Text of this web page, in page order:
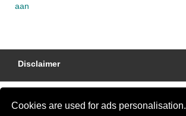
Cookies are used for ads personalisation.
aan
Disclaimer